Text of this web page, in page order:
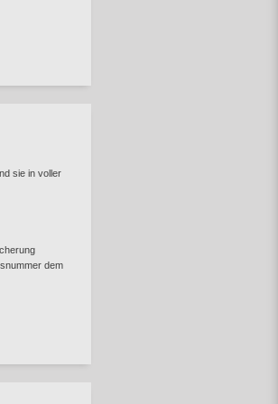
sie in voller
dem